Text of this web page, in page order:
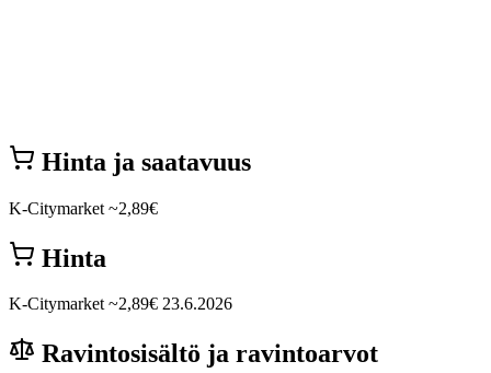
Hinta ja saatavuus
K-Citymarket ~2,89€
Hinta
K-Citymarket ~2,89€ 23.6.2026
Ravintosisältö ja ravintoarvot